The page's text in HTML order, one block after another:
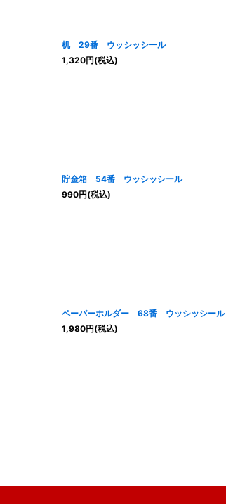
机 29番 ウッシッシール
1,320円(税込)
貯金箱 54番 ウッシッシール
990円(税込)
ペーパーホルダー 68番 ウッシッシール
1,980円(税込)